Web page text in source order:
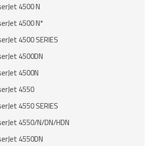
4500 N
4500 N*
4500 SERIES
4500DN
4500N
4550
4550 SERIES
4550/N/DN/HDN
4550DN